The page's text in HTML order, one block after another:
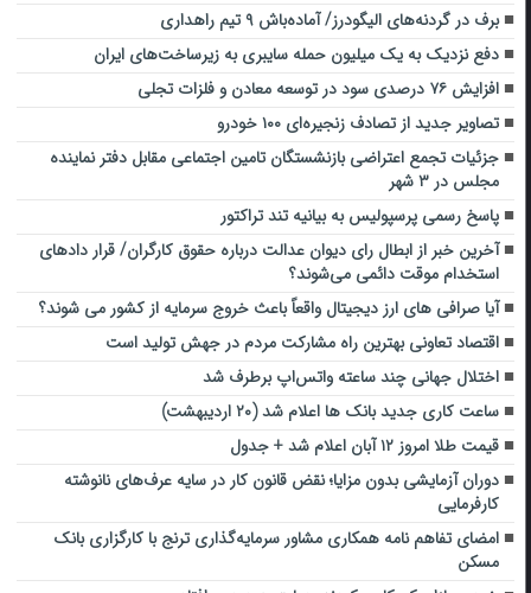
برف در گردنه‌های الیگودرز/ آماده‌باش ۹ تیم راهداری
دفع نزدیک به یک میلیون حمله سایبری به زیرساخت‌های ایران
افزایش ۷۶ درصدی سود در توسعه معادن و فلزات تجلی
تصاویر جدید از تصادف زنجیره‌ای ۱۰۰ خودرو
جزئیات تجمع اعتراضی بازنشستگان تامین اجتماعی مقابل دفتر نماینده
مجلس در ۳ شهر
پاسخ رسمی پرسپولیس به بیانیه تند تراکتور
آخرین خبر از ابطال رای دیوان عدالت درباره حقوق کارگران/ قرار داد‌های
استخدام موقت دائمی می‌شوند؟
آیا صرافی‌ های ارز دیجیتال واقعاً باعث خروج سرمایه از کشور می‌ شوند؟
اقتصاد تعاونی بهترین راه مشارکت مردم در جهش تولید است
اختلال جهانی چند ساعته واتس‌اپ برطرف شد
ساعت کاری جدید بانک ها اعلام شد (۲۰ اردیبهشت)
قیمت طلا امروز ۱۲ آبان اعلام شد + جدول
دوران آزمایشی بدون مزایا؛ نقض قانون کار در سایه عرف‌های نانوشته
کارفرمایی
امضای تفاهم نامه همکاری مشاور سرمایه‌گذاری ترنج با کارگزاری بانک
مسکن